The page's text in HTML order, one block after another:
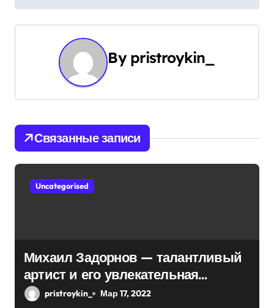
г
и
я
п
о
и
By pristroykin_
Связанные записи
Uncategorised
Михаил Задорнов — талантливый
артист и его увлекательная
биография — выдающиеся
pristroykin_ Мар 17, 2022